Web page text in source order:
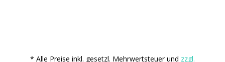
* Alle Preise inkl. gesetzl. Mehrwertsteuer und zzgl.